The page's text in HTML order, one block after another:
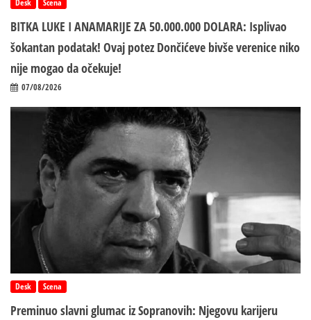
Desk Scena
BITKA LUKE I ANAMARIJE ZA 50.000.000 DOLARA: Isplivao
šokantan podatak! Ovaj potez Dončićeve bivše verenice niko
nije mogao da očekuje!
07/08/2026
Desk Scena
Preminuo slavni glumac iz Sopranovih: Njegovu karijeru